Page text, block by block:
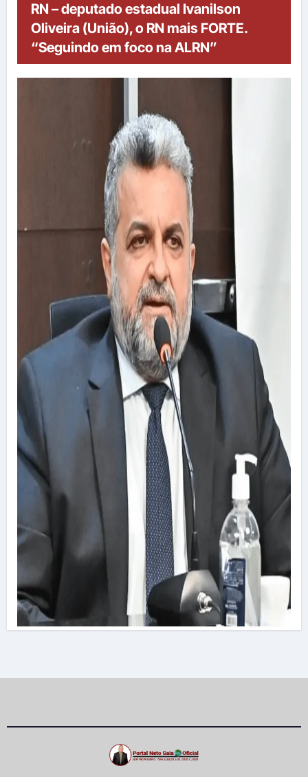
RN – deputado estadual Ivanilson
Oliveira (União), o RN mais FORTE.
“Seguindo em foco na ALRN”